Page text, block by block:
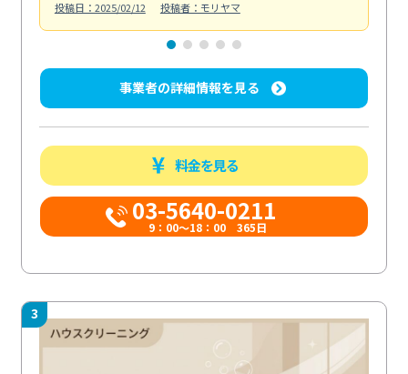
投稿日：2025/02/12
投稿者：モリヤマ
事業者の詳細情報を見る
料金を見る
03-5640-0211
9：00～18：00 365日
3